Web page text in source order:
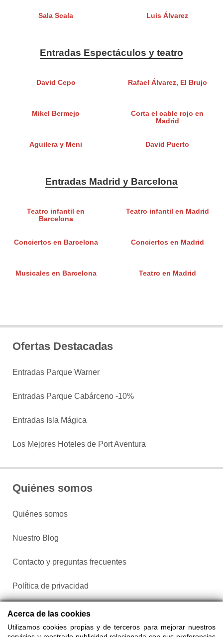
Sala Scala Luis Álvarez
Entradas Espectáculos y teatro
David Cepo Rafael Álvarez, El Brujo
Mikel Bermejo
Corta el cable rojo en
Madrid
Aguilera y Meni David Puerto
Entradas Madrid y Barcelona
Teatro infantil en
Barcelona
Teatro infantil en Madrid
Conciertos en Barcelona Conciertos en Madrid
Musicales en Barcelona Teatro en Madrid
Ofertas Destacadas
Entradas Parque Warner
Entradas Parque Cabárceno -10%
Entradas Isla Mágica
Los Mejores Hoteles de Port Aventura
Quiénes somos
Quiénes somos
Nuestro Blog
Contacto y preguntas frecuentes
Política de privacidad
Configurar cookies
Acerca de las cookies
Utilizamos cookies propias y de terceros para mejorar nuestros